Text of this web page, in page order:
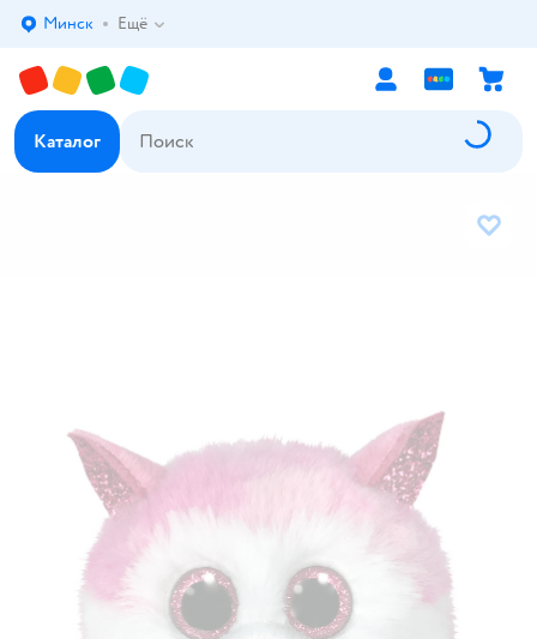
Выбор адреса доставки.
Минск Ещё
Каталог
В